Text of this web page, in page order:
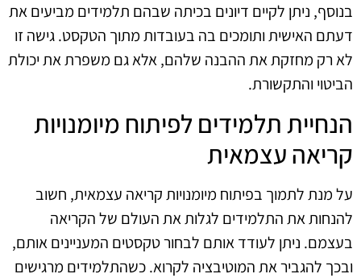
בנוסף, ניתן לקיים דיונים בכיתה שבהם תלמידים מביעים את
דעתם האישית ותומכים בה בעובדות מתוך הטקסט. גישה זו
לא רק מחזקת את ההבנה שלהם, אלא גם משפרת את יכולת
הביטוי והתקשורת.
הנחיית תלמידים לפיתוח מיומנויות
קריאה עצמאית
על מנת לתמוך בפיתוח מיומנויות קריאה עצמאית, חשוב
להנחות את התלמידים לגלות את העולם של הקריאה
בעצמם. ניתן לעודד אותם לבחור טקסטים המעניינים אותם,
ובכך להגביר את המוטיבציה לקרוא. כשהתלמידים מרגישים